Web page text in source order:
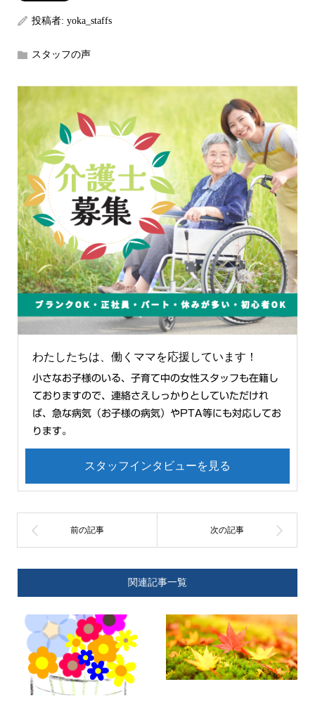
投稿者: yoka_staffs
スタッフの声
わたしたちは、働くママを応援しています！
小さなお子様のいる、子育て中の女性スタッフも在籍し
ておりますので、連絡さえしっかりとしていただけれ
ば、急な病気（お子様の病気）やPTA等にも対応してお
ります。
スタッフインタビューを見る
関連記事一覧